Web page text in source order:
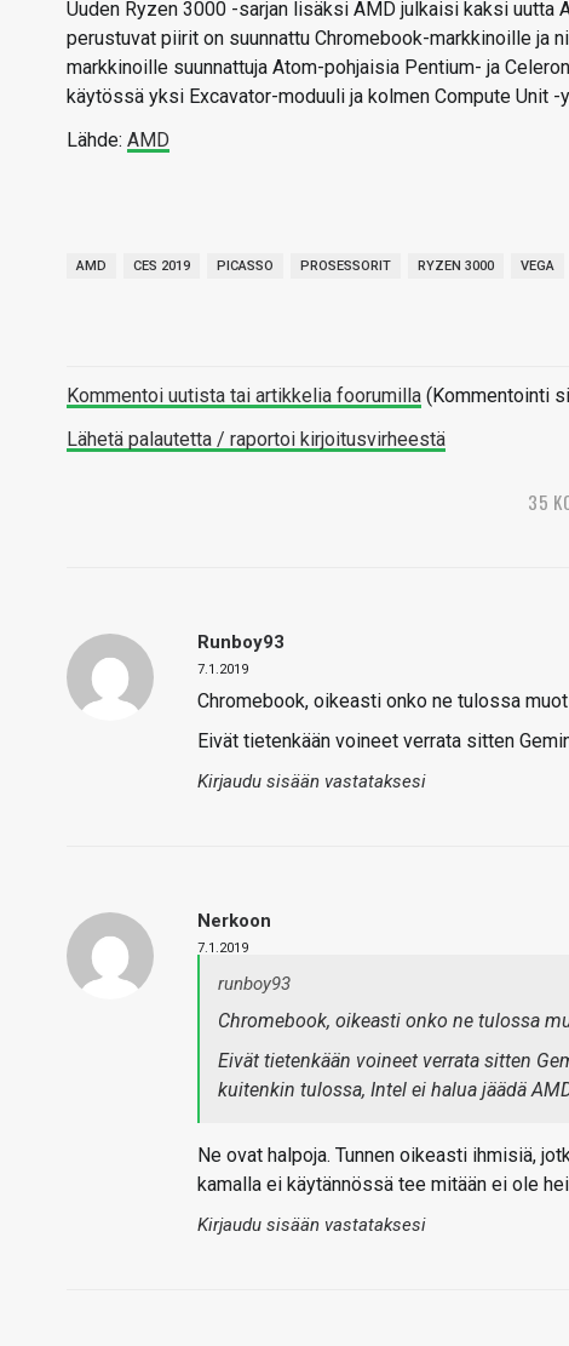
Uuden Ryzen 3000 -sarjan lisäksi AMD julkaisi kaksi uutta
perustuvat piirit on suunnattu Chromebook-markkinoille ja
markkinoille suunnattuja Atom-pohjaisia Pentium- ja
käytössä yksi Excavator-moduuli ja kolmen Compute Unit -
Lähde: AMD
AMD CES 2019 PICASSO PROSESSORIT RYZEN 3000 VEGA
Kommentoi uutista tai artikkelia foorumilla (Kommentointi
Lähetä palautetta / raportoi kirjoitusvirheestä
35
Runboy93
7.1.2019
Chromebook, oikeasti onko ne tulossa
Eivät tietenkään voineet verrata sitten
Kirjaudu sisään vastataksesi
Nerkoon
7.1.2019
runboy93
Chromebook, oikeasti onko ne tulossa
Eivät tietenkään voineet verrata sitten
kuitenkin tulossa, Intel ei halua jäädä
Ne ovat halpoja. Tunnen oikeasti ihmisiä,
kamalla ei käytännössä tee mitään ei ole
Kirjaudu sisään vastataksesi